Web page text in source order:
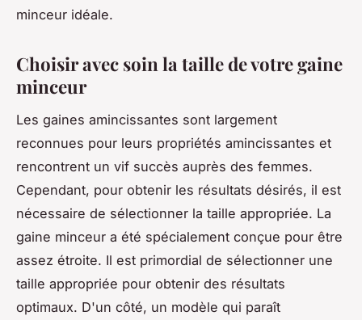
minceur idéale.
Choisir avec soin la taille de votre gaine
minceur
Les gaines amincissantes sont largement
reconnues pour leurs propriétés amincissantes et
rencontrent un vif succès auprès des femmes.
Cependant, pour obtenir les résultats désirés, il est
nécessaire de sélectionner la taille appropriée. La
gaine minceur a été spécialement conçue pour être
assez étroite. Il est primordial de sélectionner une
taille appropriée pour obtenir des résultats
optimaux. D'un côté, un modèle qui paraît